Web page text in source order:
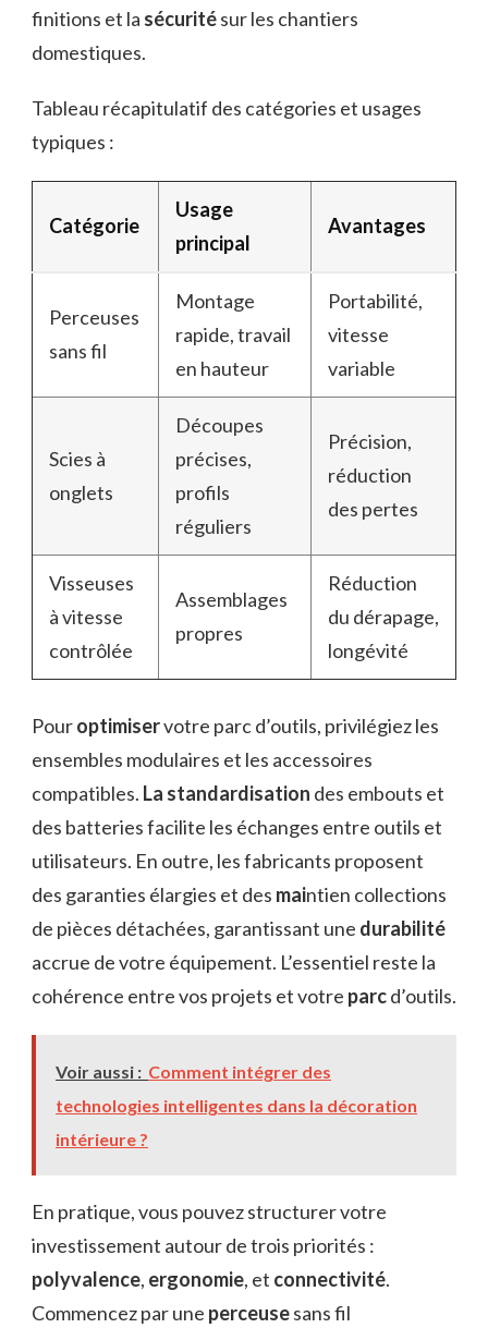
finitions et la sécuritésur les chantiers
domestiques.
Tableau récapitulatif des catégories et usages
typiques :
Catégorie
Usage
principal
Avantages
Perceuses
sans fil
Montage
rapide, travail
en hauteur
Portabilité,
vitesse
variable
Scies à
onglets
Découpes
précises,
profils
réguliers
Précision,
réduction
des pertes
Visseuses
à vitesse
contrôlée
Assemblages
propres
Réduction
du dérapage,
longévité
Pouroptimiservotre parc d’outils, privilégiez les
ensembles modulaires et les accessoires
compatibles. La standardisation des embouts et
des batteries facilite les échanges entre outils et
utilisateurs. En outre, les fabricants proposent
des garanties élargies et des maintien collections
de pièces détachées, garantissant une durabilité
accrue de votre équipement. L’essentiel reste la
cohérence entre vos projets et votre parcd’outils.
Voir aussi : Comment intégrer des
technologies intelligentes dans la décoration
intérieure ?
En pratique, vous pouvez structurer votre
investissement autour de trois priorités :
polyvalence, ergonomie, et connectivité.
Commencez par une perceusesans fil